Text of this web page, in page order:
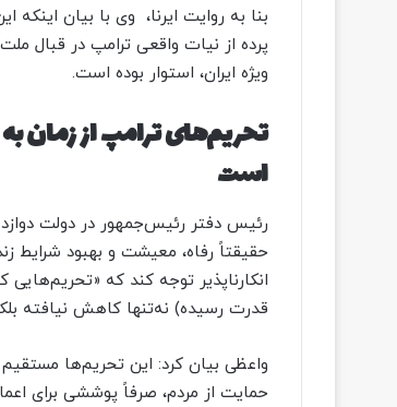
ل
بنا به روایت ایرنا، وی با بیان
پرده از نیات واقعی ترامپ در قبال
ویژه ایران، استوار بوده است.
تحریم‌های ترامپ از
است
رئیس دفتر رئیس‌جمهور در دولت
حقیقتاً رفاه، معیشت و بهبود شرایط
انکارناپذیر توجه کند که
قدرت رسیده) نه‌تنها کاهش نیافته
واعظی بیان کرد: این تحریم‌ها
حمایت از مردم، صرفاً پوششی برای